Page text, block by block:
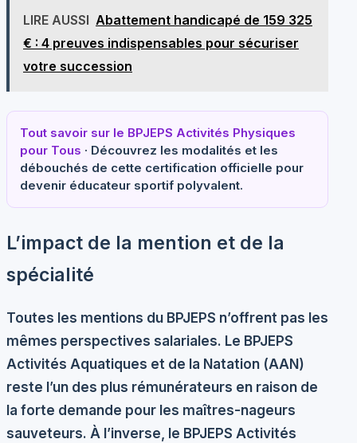
LIRE AUSSI Abattement handicapé de 159 325
€ : 4 preuves indispensables pour sécuriser
votre succession
Tout savoir sur le BPJEPS Activités Physiques
pour Tous · Découvrez les modalités et les
débouchés de cette certification officielle pour
devenir éducateur sportif polyvalent.
L’impact de la mention et de la
spécialité
Toutes les mentions du BPJEPS n’offrent pas les
mêmes perspectives salariales. Le BPJEPS
Activités Aquatiques et de la Natation (AAN)
reste l’un des plus rémunérateurs en raison de
la forte demande pour les maîtres-nageurs
sauveteurs. À l’inverse, le BPJEPS Activités